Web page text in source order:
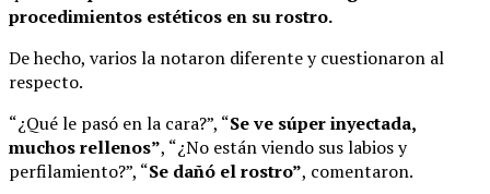
procedimientos estéticos en su rostro.
De hecho, varios la notaron diferente y cuestionaron al
respecto.
“¿Qué le pasó en la cara?”, “Se ve súper inyectada,
muchos rellenos”, “¿No están viendo sus labios y
perfilamiento?”, “Se dañó el rostro”, comentaron.